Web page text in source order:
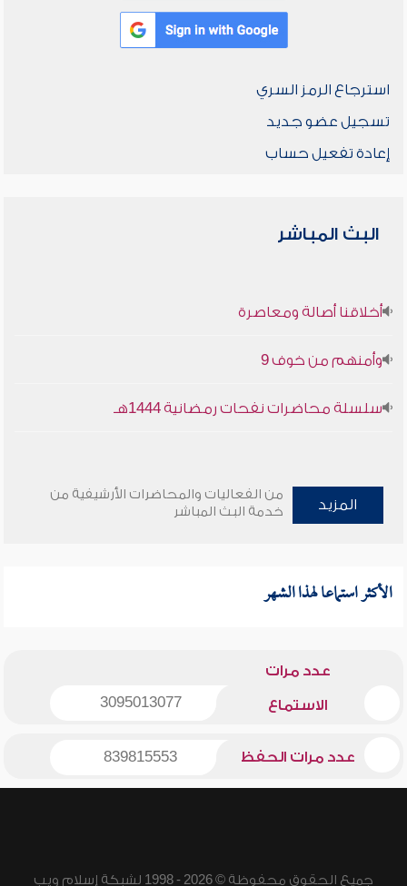
استرجاع الرمز السري
تسجيل عضو جديد
إعادة تفعيل حساب
البث المباشر
أخلاقنا أصالة ومعاصرة
وأمنهم من خوف 9
سلسلة محاضرات نفحات رمضانية 1444هـ
المزيد
من الفعاليات والمحاضرات الأرشيفية من
خدمة البث المباشر
الأكثر استماعا لهذا الشهر
عدد مرات
الاستماع 3095013077
عدد مرات الحفظ 839815553
جميع الحقوق محفوظة © 2026 - 1998 لشبكة إسلام ويب